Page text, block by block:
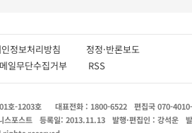
인정보처리방침 정정·반론보도
일무단수집거부 RSS
호-1203호 대표전화 : 1800-6522 편집국 070-
스포스트 등록일: 2013.11.13 발행·편집인 : 강석운